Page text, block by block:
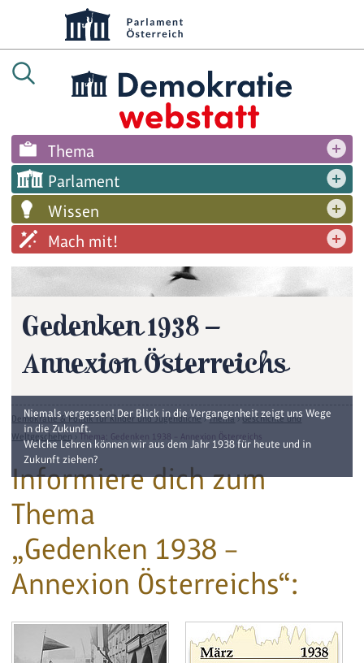
Thema
Parlament
Wissen
Mach mit!
Gedenken 1938 –
Annexion Österreichs
Niemals vergessen! Der Blick in die Vergangenheit zeigt uns Wege
in die Zukunft.
Welche Lehren können wir aus dem Jahr 1938 für heute und in
Zukunft ziehen?
Demokratie & Politik für Kinder und Jugendliche›Thema›Geschichte und
Weltgeschehen
Thema: Gedenken 1938 – Annexion Österreichs
Informiere dich zum
Thema
„Gedenken 1938 –
Annexion Österreichs“: